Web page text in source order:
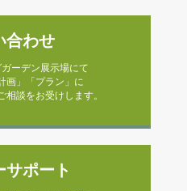
合わせ
ーデン展示場にて
画」「プラン」に
談をお受けします。
サポート